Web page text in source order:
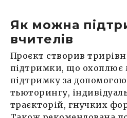
Як можна
вчителів
Проєкт створив
підтримки, що охоплює
підтримку за допомогою
тьюторингу,
траєкторій, гнучких